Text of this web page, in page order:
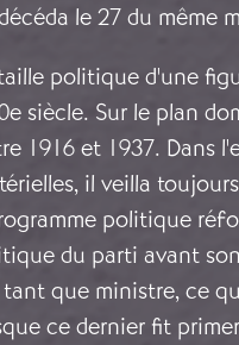
le 27 du même
politique d'une
siècle. Sur le plan
1916 et 1937. Dans
il veilla
politique
du parti avant
que ministre, ce
ce dernier fit